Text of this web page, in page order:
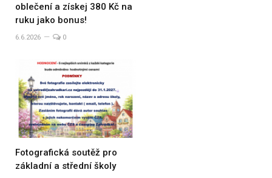
oblečení a získej 380 Kč na
ruku jako bonus!
6.6.2026 0
Fotografická soutěž pro
základní a střední školy